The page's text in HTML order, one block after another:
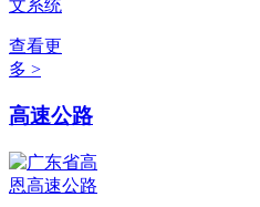
查看更
多 >
高速公路